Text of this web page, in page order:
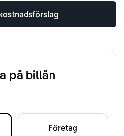
på billån
Företag